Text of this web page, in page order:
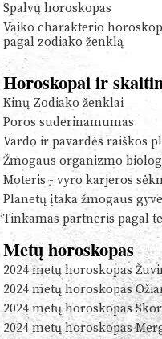
Spalvų horoskopas
Vaiko charakterio
pagal zodiako ženklą
Horoskopai ir
Kinų Zodiako ženklai
Poros suderinamumas
Vardo ir pavardės raiškos
Žmogaus organizmo
Moteris - vyro karjeros
Planetų įtaka žmogaus
Tinkamas partneris pagal
Metų horoskopas
2024 metų horoskopas
2024 metų horoskopas
2024 metų horoskopas
2024 metų horoskopas